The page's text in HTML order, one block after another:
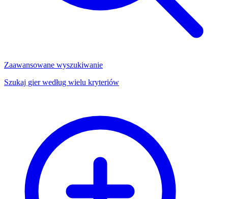
Zaawansowane wyszukiwanie
Szukaj gier według wielu kryteriów